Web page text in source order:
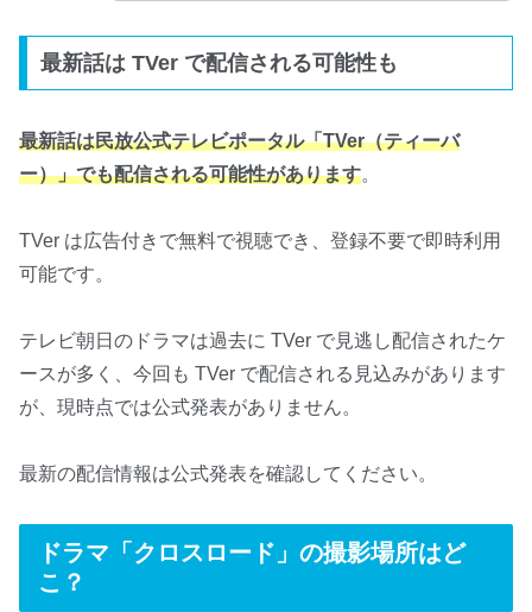
最新話は TVer で配信される可能性も
最新話は民放公式テレビポータル「TVer（ティーバ
ー）」でも配信される可能性があります。
TVer は広告付きで無料で視聴でき、登録不要で即時利用
可能です。
テレビ朝日のドラマは過去に TVer で見逃し配信されたケ
ースが多く、今回も TVer で配信される見込みがあります
が、現時点では公式発表がありません。
最新の配信情報は公式発表を確認してください。
ドラマ「クロスロード」の撮影場所はど
こ？